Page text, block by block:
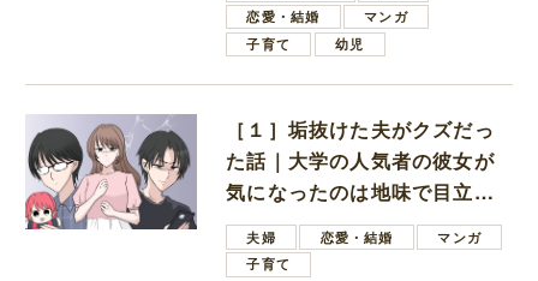
恋愛・結婚
マンガ
子育て
幼児
［１］垢抜けた夫がクズだっ
た話｜大学の人気者の彼女が
気になったのは地味で目立た
ない男子学生
夫婦 恋愛・結婚
マンガ
子育て